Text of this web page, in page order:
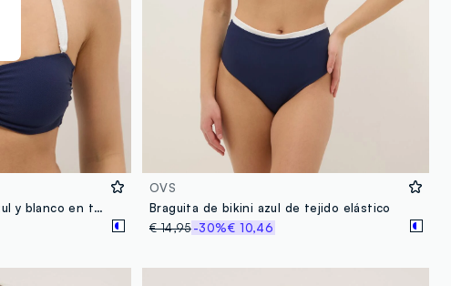
Top de bikini bandeau azul y blanco en tejido elástico
OVS
Braguita de bikini azul de tejido elástico
€ 14,95-30%€ 10,46